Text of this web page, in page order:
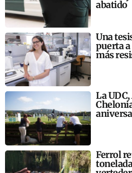
abatido
Una
puerta
más
La
Ferrol